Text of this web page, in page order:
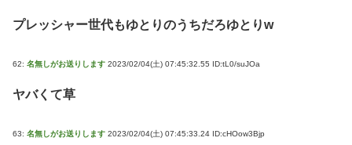
プレッシャー世代もゆとりのうちだろゆとりw
62: 名無しがお送りします 2023/02/04(土) 07:45:32.55 ID:tL0/suJOa
ヤバくて草
63: 名無しがお送りします 2023/02/04(土) 07:45:33.24 ID:cHOow3Bjp